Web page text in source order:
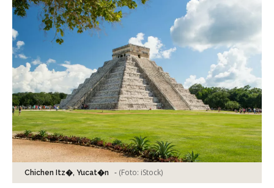
Chichen Itz�, Yucat�n - (Foto: iStock)